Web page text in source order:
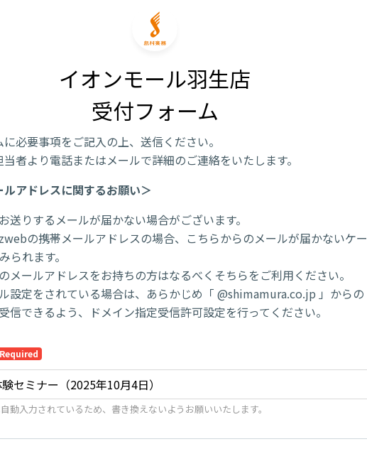
イオンモール羽生店
受付フォーム
必要事項をご記入の上、送信ください。
者より電話またはメールで詳細のご連絡をいたします。
ルアドレスに関するお願い＞
送りするメールが届かない場合がございます。
の携帯メールアドレスの場合、こちらからのメールが届かないケー
られます。
メールアドレスをお持ちの方はなるべくそちらをご利用ください。
設定をされている場合は、あらかじめ「 @shimamura.co.jp 」からの
信できるよう、ドメイン指定受信許可設定を行ってください。
Required
動入力されているため、書き換えないようお願いいたします。